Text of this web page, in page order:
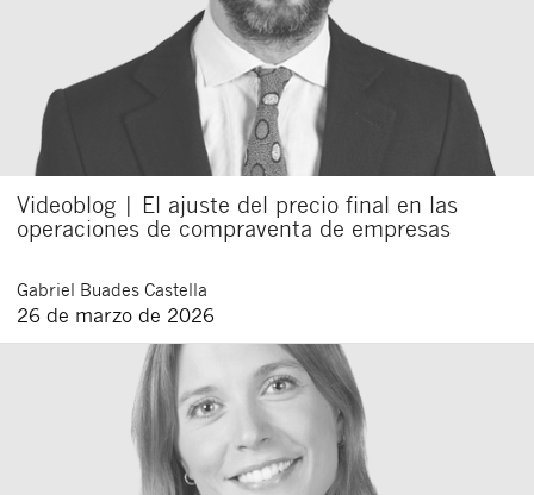
Videoblog | El ajuste del precio final en las
operaciones de compraventa de empresas
Gabriel Buades Castella
26 de marzo de 2026